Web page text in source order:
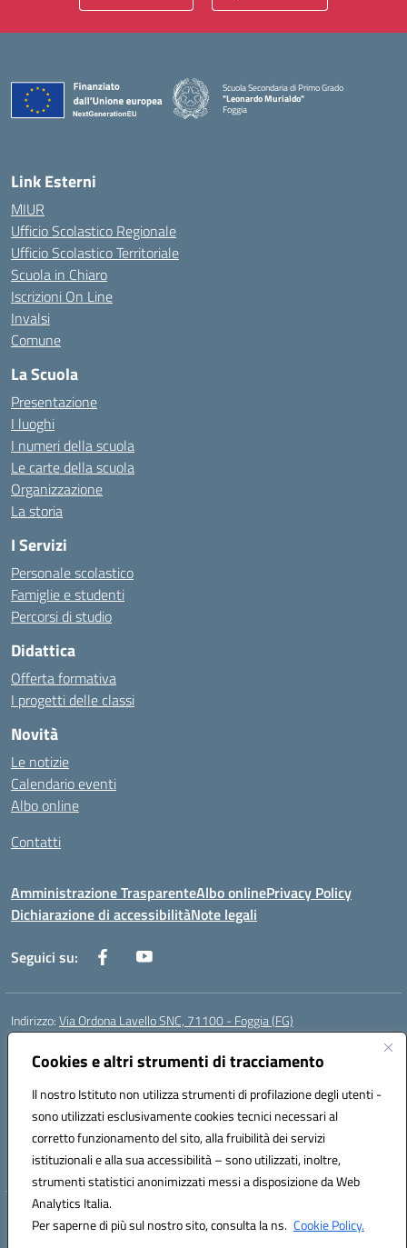
Cookies e altri strumenti di tracciamento
Il nostro Istituto non utilizza strumenti di profilazione degli utenti -
sono utilizzati esclusivamente cookies tecnici necessari al
corretto funzionamento del sito, alla fruibilità dei servizi
istituzionali e alla sua accessibilità – sono utilizzati, inoltre,
strumenti statistici anonimizzati messi a disposizione da Web
Analytics Italia.
Per saperne di più sul nostro sito, consulta la ns. Cookie Policy.
Scuola Secondaria di Primo Grado
"Leonardo Murialdo"
Foggia
— Visita la pagina iniziale della scuola
Link Esterni
MIUR
Ufficio Scolastico Regionale
Ufficio Scolastico Territoriale
Scuola in Chiaro
Iscrizioni On Line
Invalsi
Comune
La Scuola
Presentazione
I luoghi
I numeri della scuola
Le carte della scuola
Organizzazione
La storia
I Servizi
Personale scolastico
Famiglie e studenti
Percorsi di studio
Didattica
Offerta formativa
I progetti delle classi
Novità
Le notizie
Calendario eventi
Albo online
Contatti
Amministrazione TrasparenteAlbo onlinePrivacy Policy
Dichiarazione di accessibilitàNote legali
Seguici su:
Indirizzo:Via Ordona Lavello SNC, 71100 - Foggia (FG)
Centralino:
Posta elettronica certificata (PEC):fgmm00700x@pec.istruzione.it
Codice fiscale: 80002860718
Codice meccanografico:FGMM00700X
Codice Indice delle Pubbliche Amministrazioni (IPA): istsc_fgmm00700x
Codice unico di fatturazione (CUF): UFP3H5
Hosting & Powered by 3D Solution S.r.l.
Concept & Design by Designers Italia